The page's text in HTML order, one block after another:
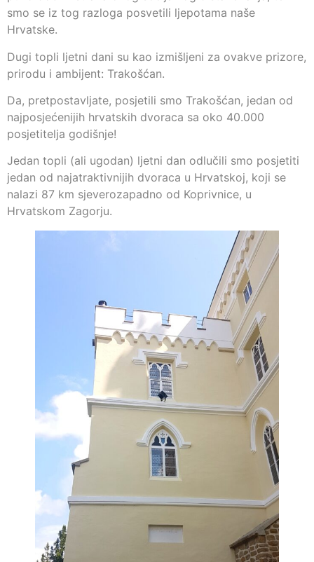
smo se iz tog razloga posvetili ljepotama naše
Hrvatske.
Dugi topli ljetni dani su kao izmišljeni za ovakve prizore,
prirodu i ambijent: Trakošćan.
Da, pretpostavljate, posjetili smo Trakošćan, jedan od
najposjećenijih hrvatskih dvoraca sa oko 40.000
posjetitelja godišnje!
Jedan topli (ali ugodan) ljetni dan odlučili smo posjetiti
jedan od najatraktivnijih dvoraca u Hrvatskoj, koji se
nalazi 87 km sjeverozapadno od Koprivnice, u
Hrvatskom Zagorju.